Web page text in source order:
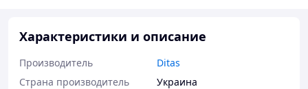
Характеристики и описание
Производитель
Ditas
Страна производитель
Украина